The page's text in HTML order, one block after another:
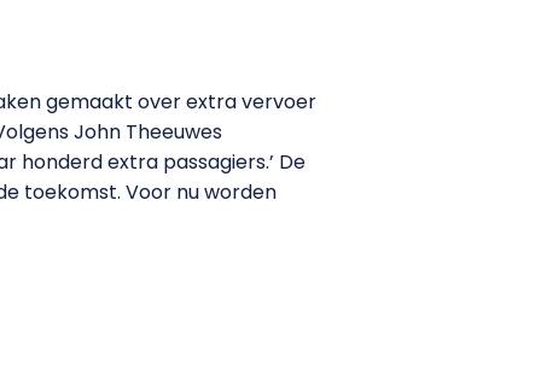
gemaakt over extra vervoer
John Theeuwes
honderd extra passagiers.’ De
toekomst. Voor nu worden